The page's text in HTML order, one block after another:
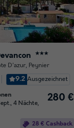
★★★
D'azur, Peynier
9.2 Ausgezeichnet
4 Nächte,
280 €
28 € Cashback